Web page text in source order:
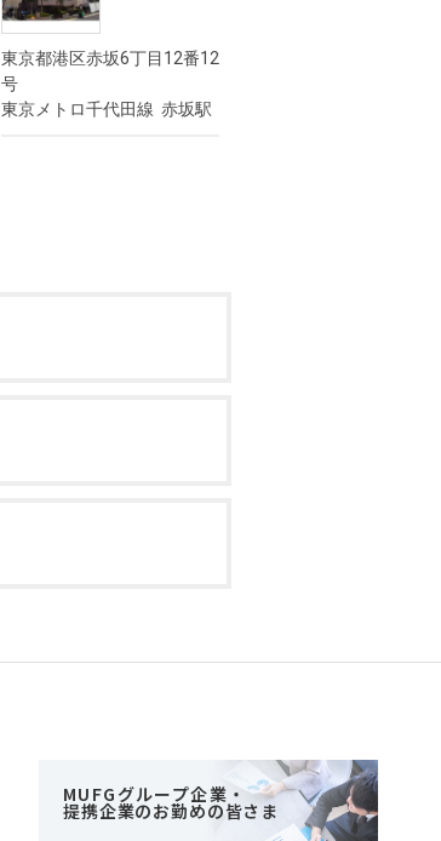
東京都港区赤坂6丁目12番12
号
東京メトロ千代田線 赤坂駅
MUFGグループ企業・
提携企業のお勤めの皆さま